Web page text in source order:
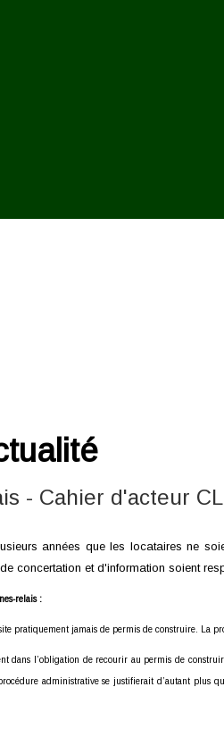
- Cahier d'acteur
années que les locataires ne
concertation et d'information soient
relais :
pratiquement jamais de permis de construire. La
dans l’obligation de recourir au permis de
administrative se justifierait d’autant plus